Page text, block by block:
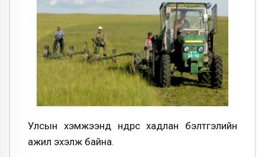
Улсын хэмжээнд өнөөдрөөс хадлан бэлтгэлийн
ажил эхэлж байна.